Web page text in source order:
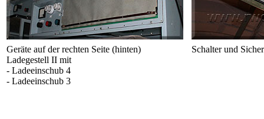
Geräte auf der rechten Seite (hinten)
Ladegestell II mit
- Ladeeinschub 4
- Ladeeinschub 3
Schalter und